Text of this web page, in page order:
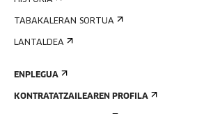
TABAKALERAN SORTUA
LANTALDEA
ENPLEGUA
KONTRATATZAILEAREN PROFILA